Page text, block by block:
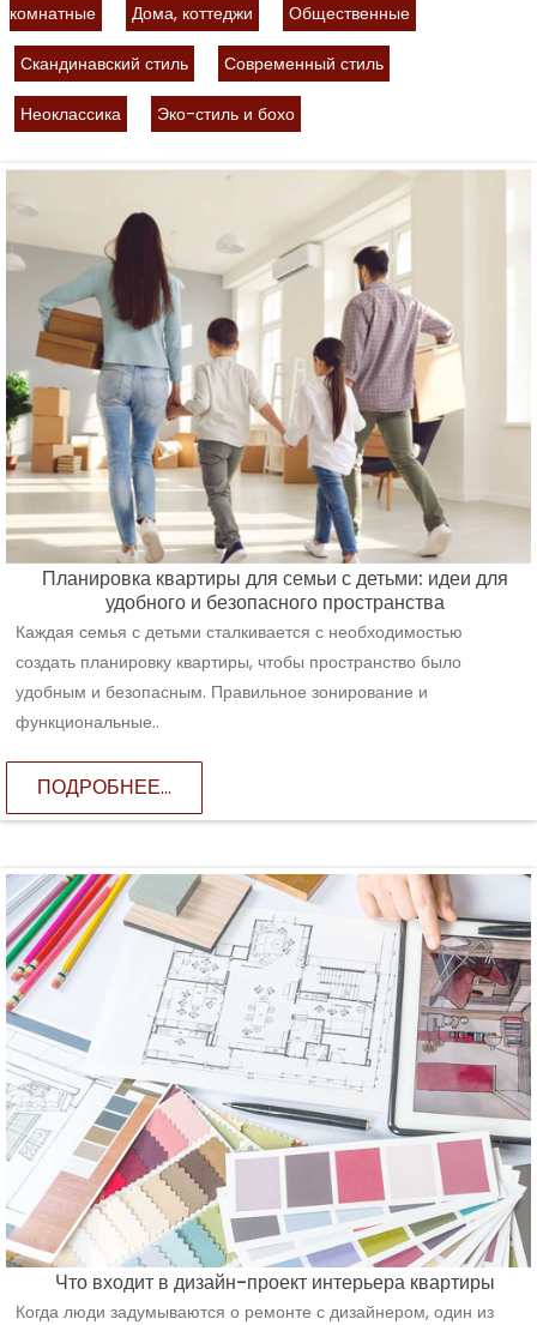
комнатные Дома, коттеджи Общественные
Скандинавский стиль Современный стиль
Неоклассика Эко-стиль и бохо
Планировка квартиры для семьи с детьми: идеи для
удобного и безопасного пространства
Каждая семья с детьми сталкивается с необходимостью
создать планировку квартиры, чтобы пространство было
удобным и безопасным. Правильное зонирование и
функциональные..
ПОДРОБНЕЕ...
Что входит в дизайн-проект интерьера квартиры
Когда люди задумываются о ремонте с дизайнером, один из